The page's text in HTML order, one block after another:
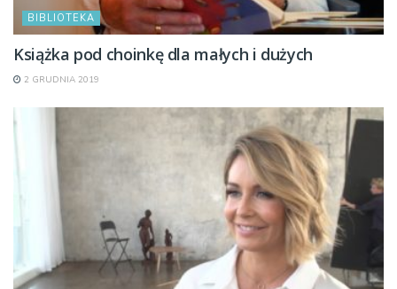
BIBLIOTEKA
Książka pod choinkę dla małych i dużych
2 GRUDNIA 2019